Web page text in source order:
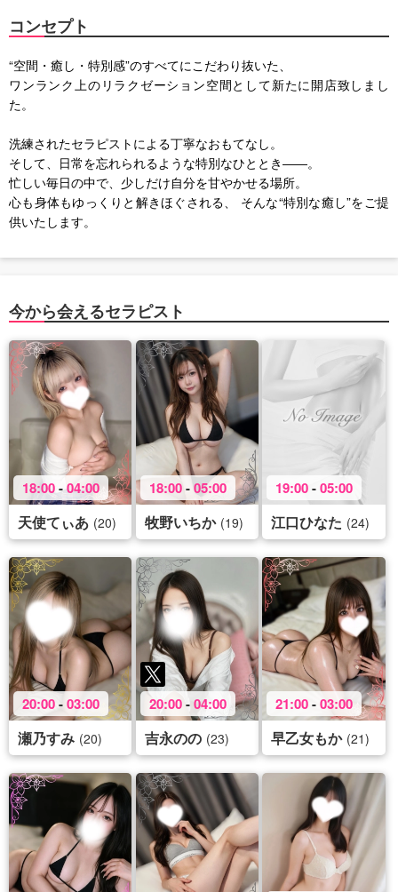
コンセプト
“空間・癒し・特別感”のすべてにこだわり抜いた、
ワンランク上のリラクゼーション空間として新たに開店致しまし
た。
洗練されたセラピストによる丁寧なおもてなし。
そして、日常を忘れられるような特別なひととき――。
忙しい毎日の中で、少しだけ自分を甘やかせる場所。
心も身体もゆっくりと解きほぐされる、 そんな“特別な癒し”をご提
供いたします。
今から会えるセラピスト
18:00-04:00
天使てぃあ (20)
18:00-05:00
牧野いちか (19)
19:00-05:00
江口ひなた (24)
20:00-03:00
瀬乃すみ (20)
20:00-04:00
吉永のの (23)
21:00-03:00
早乙女もか (21)